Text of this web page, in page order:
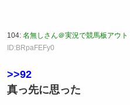
104: 名無しさん＠実況で競馬板アウト
ID:BRpaFEFy0
>>92
真っ先に思った